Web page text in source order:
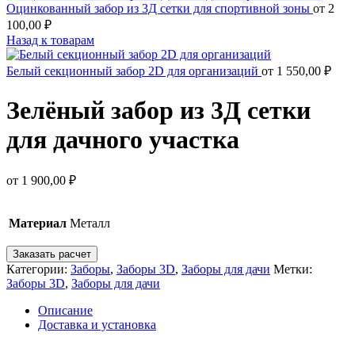
Оцинкованный забор из 3Д сетки для спортивной зоны от 2
100,00 ₽
Назад к товарам
Белый секционный забор 2D для организаций от 1 550,00 ₽
Зелёный забор из 3Д сетки
для дачного участка
от 1 900,00 ₽
Материал Металл
Заказать расчет
Категории: Заборы, Заборы 3D, Заборы для дачи Метки:
Заборы 3D, Заборы для дачи
Описание
Доставка и установка